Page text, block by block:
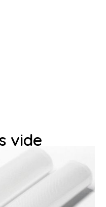
vide
d'ajuster la
ou le